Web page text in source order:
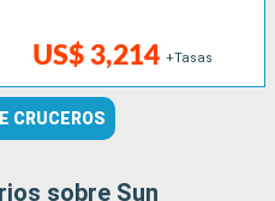
US$ 3,214 +Tasas
CRUCEROS
sobre Sun